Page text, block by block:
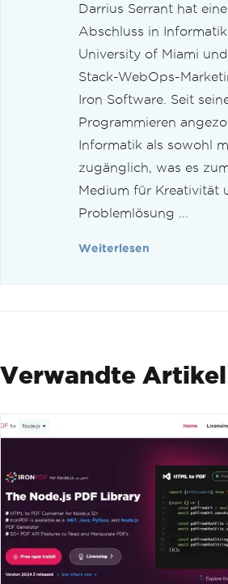
Darrius Serrant hat
Abschluss in
University of Miami
Stack-WebOps-
Iron Software. Seit
Programmieren
Informatik als sowohl
zugänglich, was es
Medium für Kreativität
Problemlösung ...
Weiterlesen
Verwandte Artikel